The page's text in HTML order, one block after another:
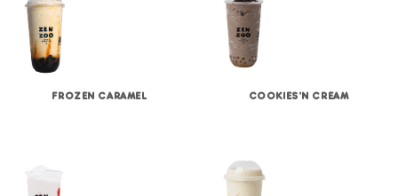
FROZEN CARAMEL COOKIES’N CREAM